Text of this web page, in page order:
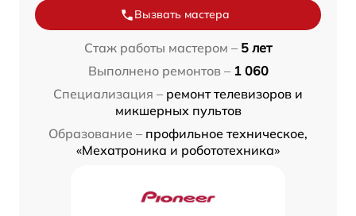
Вызвать мастера
Стаж работы мастером – 5 лет
Выполнено ремонтов – 1 060
Специализация – ремонт телевизоров и
микшерных пультов
Образование – профильное техническое,
«Мехатроника и робототехника»